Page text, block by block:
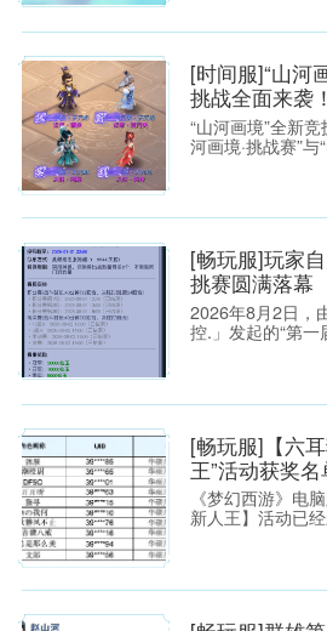
官
站 -
易
联起两大IP跨越
无数玩家的成长
[时间服]“山河
挑战全面来袭！
“山河画境”全新
河画境·挑战赛”与
特赦令牌、无双
锁专属限时称谓
首领雕像庭院装
[畅玩服]玩家
挑赛圆满落幕
2026年8月2日，
控.」发起的“第一
[畅玩服]【六
王”活动获奖
《梦幻西游》电
新人王】活动已